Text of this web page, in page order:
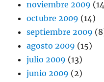
noviembre 2009
octubre 2009 (14)
septiembre 2009
agosto 2009 (15)
julio 2009 (13)
junio 2009 (2)